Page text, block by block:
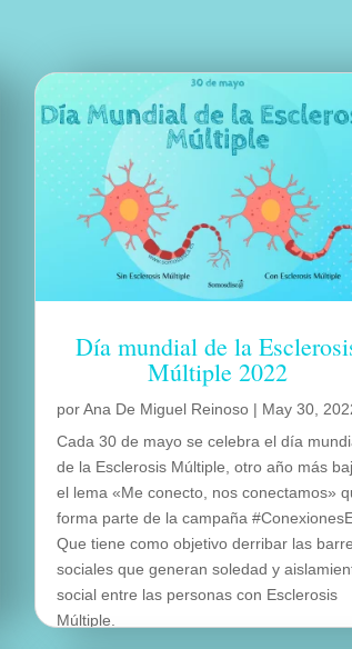
Día mundial de la
Múltiple 2022
porAna De Miguel Reinoso | May 30,
Cada 30 de mayo se celebra el día
de la Esclerosis Múltiple, otro año más
el lema «Me conecto, nos conectamos»
forma parte de la campaña
Que tiene como objetivo derribar las
sociales que generan soledad y
social entre las personas con Esclerosis
Múltiple.